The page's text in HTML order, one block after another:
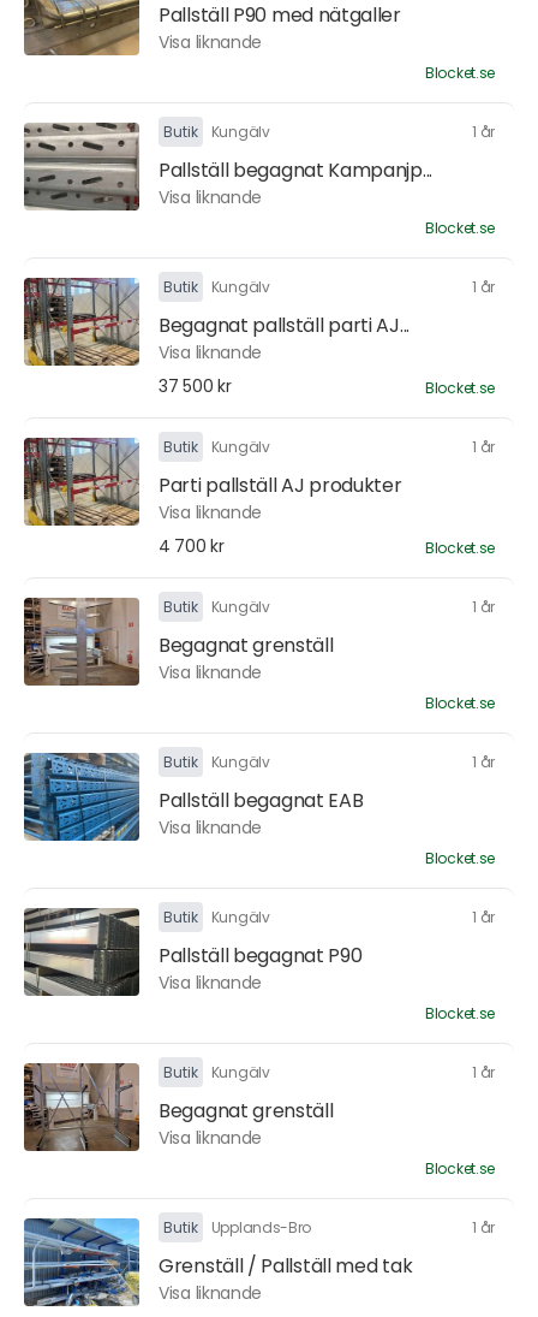
Pallställ P90 med nätgaller
Visa liknande
Blocket.se
Butik Kungälv 1 år
Pallställ begagnat Kampanjp...
Visa liknande
Blocket.se
Butik Kungälv 1 år
Begagnat pallställ parti AJ...
Visa liknande
37 500 kr
Blocket.se
Butik Kungälv 1 år
Parti pallställ AJ produkter
Visa liknande
4 700 kr
Blocket.se
Butik Kungälv 1 år
Begagnat grenställ
Visa liknande
Blocket.se
Butik Kungälv 1 år
Pallställ begagnat EAB
Visa liknande
Blocket.se
Butik Kungälv 1 år
Pallställ begagnat P90
Visa liknande
Blocket.se
Butik Kungälv 1 år
Begagnat grenställ
Visa liknande
Blocket.se
Butik Upplands-Bro 1 år
Grenställ / Pallställ med tak
Visa liknande